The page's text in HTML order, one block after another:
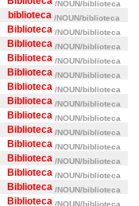
/NOUN/biblioteca
biblioteca /NOUN/biblioteca
Biblioteca /NOUN/biblioteca
Biblioteca /NOUN/biblioteca
Biblioteca /NOUN/biblioteca
Biblioteca /NOUN/biblioteca
Biblioteca /NOUN/biblioteca
Biblioteca /NOUN/biblioteca
Biblioteca /NOUN/biblioteca
Biblioteca /NOUN/biblioteca
Biblioteca /NOUN/biblioteca
Biblioteca /NOUN/biblioteca
Biblioteca /NOUN/biblioteca
Biblioteca /NOUN/biblioteca
Biblioteca /NOUN/biblioteca